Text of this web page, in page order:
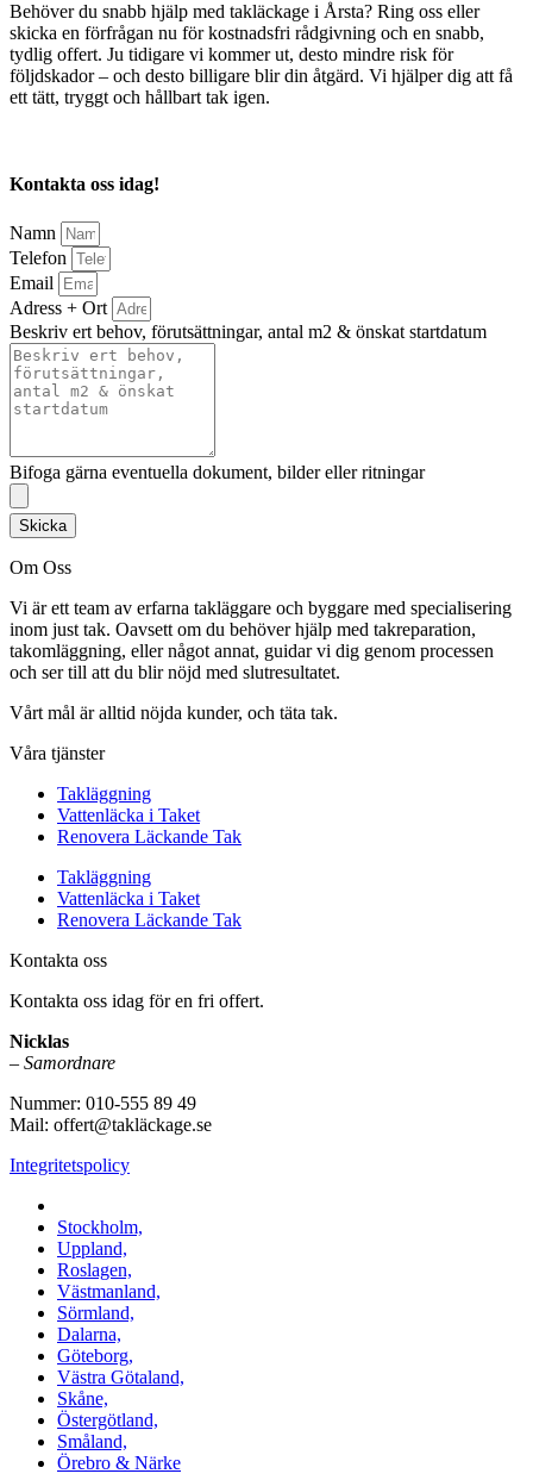
Behöver du snabb hjälp med takläckage i Årsta? Ring oss eller
skicka en förfrågan nu för kostnadsfri rådgivning och en snabb,
tydlig offert. Ju tidigare vi kommer ut, desto mindre risk för
följdskador – och desto billigare blir din åtgärd. Vi hjälper dig att få
ett tätt, tryggt och hållbart tak igen.
Kontakta oss idag!
Namn
Telefon
Email
Adress + Ort
Beskriv ert behov, förutsättningar, antal m2 & önskat startdatum
Bifoga gärna eventuella dokument, bilder eller ritningar
Skicka
Om Oss
Vi är ett team av erfarna takläggare och byggare med specialisering
inom just tak. Oavsett om du behöver hjälp med takreparation,
takomläggning, eller något annat, guidar vi dig genom processen
och ser till att du blir nöjd med slutresultatet.
Vårt mål är alltid nöjda kunder, och täta tak.
Våra tjänster
Takläggning
Vattenläcka i Taket
Renovera Läckande Tak
Takläggning
Vattenläcka i Taket
Renovera Läckande Tak
Kontakta oss
Kontakta oss idag för en fri offert.
Nicklas
– Samordnare
Nummer: 010-555 89 49
Mail: offert@takläckage.se
Integritetspolicy
Stockholm,
Uppland,
Roslagen,
Västmanland,
Sörmland,
Dalarna,
Göteborg,
Västra Götaland,
Skåne,
Östergötland,
Småland,
Örebro & Närke